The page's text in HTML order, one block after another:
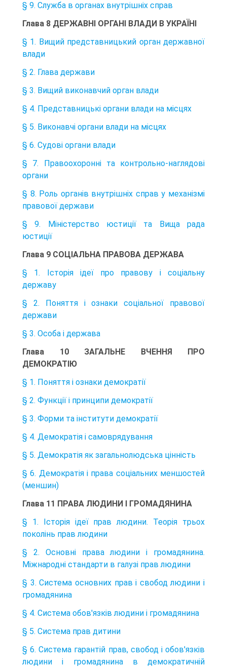
§ 9. Служба в органах внутрішніх справ
Глава 8 ДЕРЖАВНІ ОРГАНІ ВЛАДИ В УКРАЇНІ
§ 1. Вищий представницький орган державної
влади
§ 2. Глава держави
§ 3. Вищий виконавчий орган влади
§ 4. Представницькі органи влади на місцях
§ 5. Виконавчі органи влади на місцях
§ 6. Судові органи влади
§ 7. Правоохоронні та контрольно-наглядові
органи
§ 8. Роль органів внутрішніх справ у механізмі
правової держави
§ 9. Міністерство юстиції та Вища рада
юстиції
Глава 9 СОЦІАЛЬНА ПРАВОВА ДЕРЖАВА
§ 1. Історія ідеї про правову і соціальну
державу
§ 2. Поняття і ознаки соціальної правової
держави
§ 3. Особа і держава
Глава 10 ЗАГАЛЬНЕ ВЧЕННЯ ПРО
ДЕМОКРАТІЮ
§ 1. Поняття і ознаки демократії
§ 2. Функції і принципи демократії
§ 3. Форми та інститути демократії
§ 4. Демократія і самоврядування
§ 5. Демократія як загальнолюдська цінність
§ 6. Демократія і права соціальних меншостей
(меншин)
Глава 11 ПРАВА ЛЮДИНИ І ГРОМАДЯНИНА
§ 1. Історія ідеї прав людини. Теорія трьох
поколінь прав людини
§ 2. Основні права людини і громадянина.
Міжнародні стандарти в галузі прав людини
§ 3. Система основних прав і свобод людини і
громадянина
§ 4. Система обов'язків людини і громадянина
§ 5. Система прав дитини
§ 6. Система гарантій прав, свобод і обов'язків
людини і громадянина в демократичній